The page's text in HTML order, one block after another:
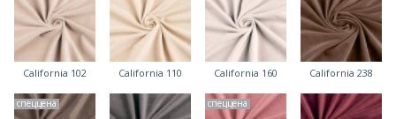
California 102 California 110 California 160 California 238
спеццена спеццена